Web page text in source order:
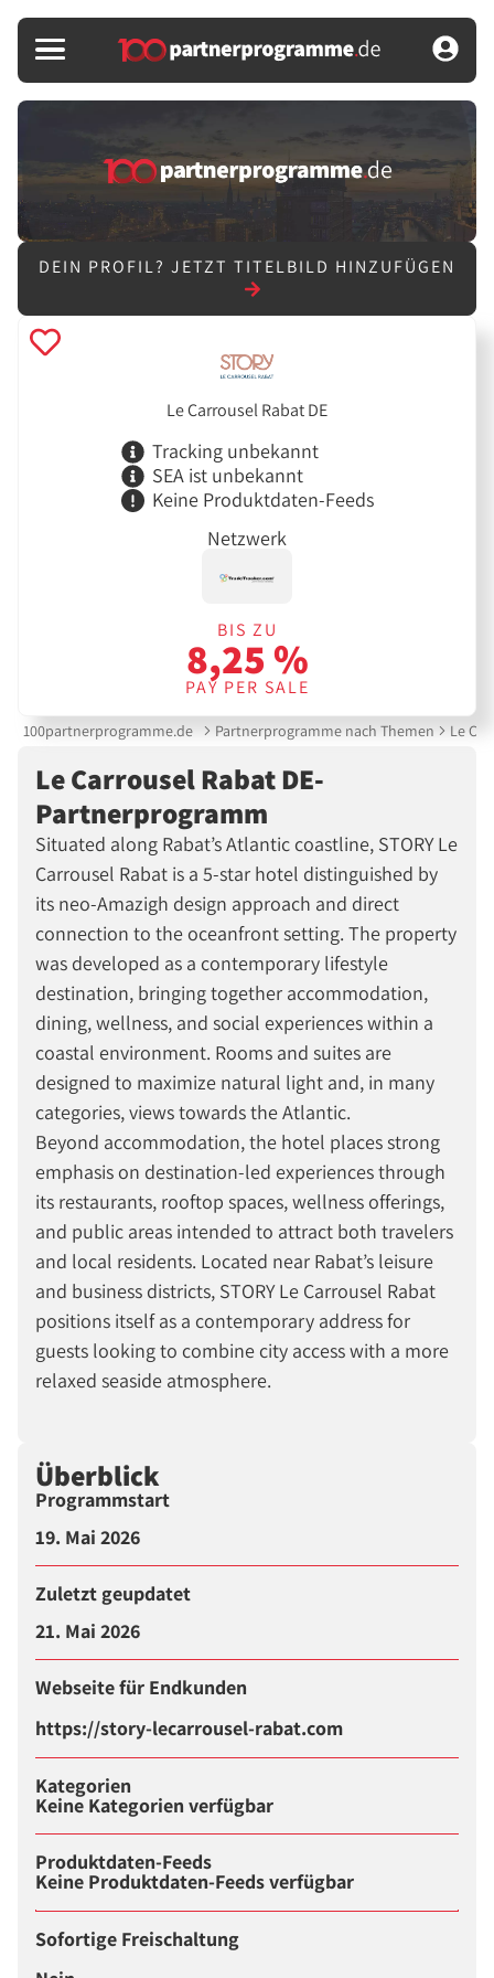
DEIN PROFIL? JETZT TITELBILD HINZUFÜGEN
Le Carrousel Rabat DE
Tracking unbekannt
SEA ist unbekannt
Keine Produktdaten-Feeds
Netzwerk
BIS ZU
8,25 %
PAY PER SALE
100partnerprogramme.de Partnerprogramme nach Themen Le
Le Carrousel Rabat DE-
Partnerprogramm
Situated along Rabat’s Atlantic coastline, STORY Le
Carrousel Rabat is a 5-star hotel distinguished by
its neo-Amazigh design approach and direct
connection to the oceanfront setting. The property
was developed as a contemporary lifestyle
destination, bringing together accommodation,
dining, wellness, and social experiences within a
coastal environment. Rooms and suites are
designed to maximize natural light and, in many
categories, views towards the Atlantic.
Beyond accommodation, the hotel places strong
emphasis on destination-led experiences through
its restaurants, rooftop spaces, wellness offerings,
and public areas intended to attract both travelers
and local residents. Located near Rabat’s leisure
and business districts, STORY Le Carrousel Rabat
positions itself as a contemporary address for
guests looking to combine city access with a more
relaxed seaside atmosphere.
Überblick
Programmstart
19. Mai 2026
Zuletzt geupdatet
21. Mai 2026
Webseite für Endkunden
https://story-lecarrousel-rabat.com
Kategorien
Keine Kategorien verfügbar
Produktdaten-Feeds
Keine Produktdaten-Feeds verfügbar
Sofortige Freischaltung